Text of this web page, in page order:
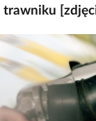
trawniku